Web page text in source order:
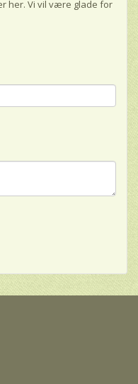
her. Vi vil være glade for